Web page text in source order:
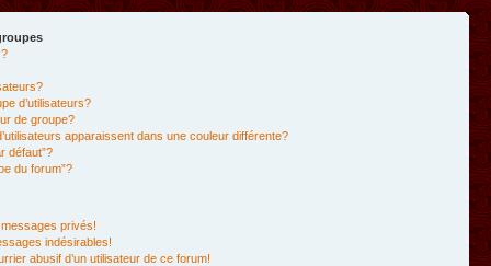
d’utilisateurs?
de groupe?
apparaissent dans une couleur différente?
défaut”?
du forum”?
privés!
indésirables!
abusif d’un utilisateur de ce forum!